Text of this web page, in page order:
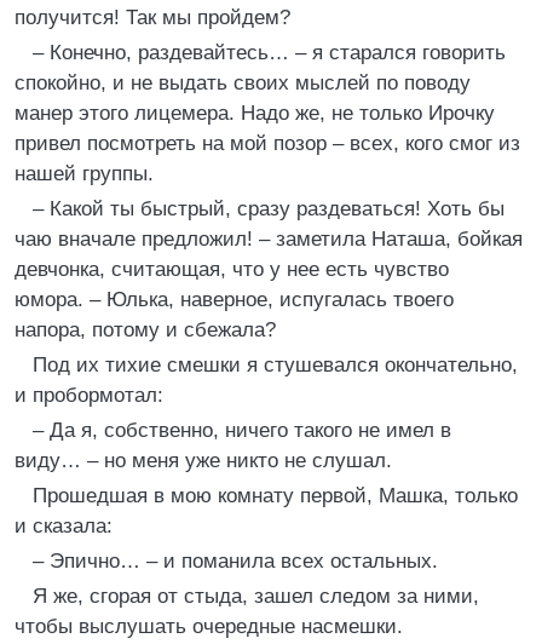
получится! Так мы пройдем?
– Конечно, раздевайтесь… – я старался говорить
спокойно, и не выдать своих мыслей по поводу
манер этого лицемера. Надо же, не только Ирочку
привел посмотреть на мой позор – всех, кого смог из
нашей группы.
– Какой ты быстрый, сразу раздеваться! Хоть бы
чаю вначале предложил! – заметила Наташа, бойкая
девчонка, считающая, что у нее есть чувство
юмора. – Юлька, наверное, испугалась твоего
напора, потому и сбежала?
Под их тихие смешки я стушевался окончательно,
и пробормотал:
– Да я, собственно, ничего такого не имел в
виду… – но меня уже никто не слушал.
Прошедшая в мою комнату первой, Машка, только
и сказала:
– Эпично… – и поманила всех остальных.
Я же, сгорая от стыда, зашел следом за ними,
чтобы выслушать очередные насмешки.